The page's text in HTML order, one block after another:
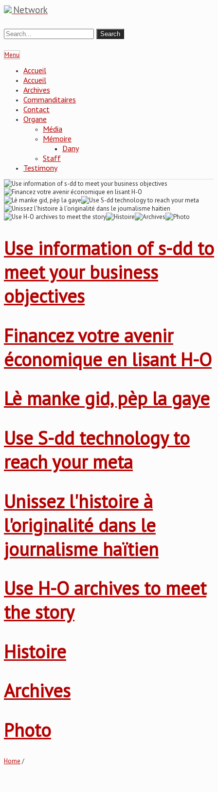
Network
Menu
Accueil
Accueil
Archives
Commanditaires
Contact
Organe
Média
Mémoire
Dany
Staff
Testimony
Use information of s-dd to
meet your business
objectives
Financez votre avenir
économique en lisant H-O
Lè manke gid, pèp la gaye
Use S-dd technology to
reach your meta
Unissez l'histoire à
l'originalité dans le
journalisme haïtien
Use H-O archives to meet
the story
Histoire
Archives
Photo
Home /